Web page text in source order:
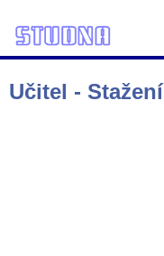
Učitel - Stažení